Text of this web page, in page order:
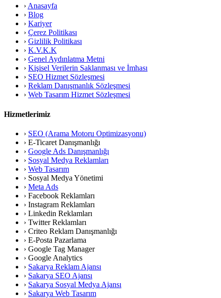
›Anasayfa
› Blog
› Kariyer
› Çerez Politikası
› Gizlilik Politikası
› K.V.K.K
› Genel Aydınlatma Metni
› Kişisel Verilerin Saklanması ve İmhası
› SEO Hizmet Sözleşmesi
› Reklam Danışmanlık Sözleşmesi
› Web Tasarım Hizmet Sözleşmesi
Hizmetlerimiz
› SEO (Arama Motoru Optimizasyonu)
› E-Ticaret Danışmanlığı
› Google Ads Danışmanlığı
› Sosyal Medya Reklamları
› Web Tasarım
› Sosyal Medya Yönetimi
› Meta Ads
› Facebook Reklamları
› Instagram Reklamları
› Linkedin Reklamları
› Twitter Reklamları
› Criteo Reklam Danışmanlığı
› E-Posta Pazarlama
› Google Tag Manager
› Google Analytics
› Sakarya Reklam Ajansı
› Sakarya SEO Ajansı
› Sakarya Sosyal Medya Ajansı
› Sakarya Web Tasarım